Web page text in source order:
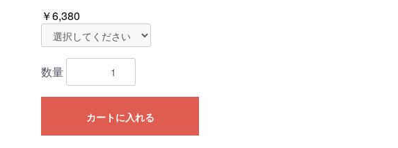
￥6,380
数量
カートに入れる